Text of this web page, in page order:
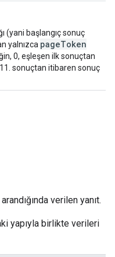
(yani başlangıç sonuç
yalnızca pageToken
0, eşleşen ilk sonuçtan
sonuçtan itibaren sonuç
verilen yanıt.
yapıyla birlikte verileri